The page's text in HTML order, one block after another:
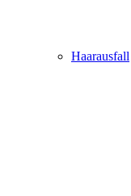
Haarausfall